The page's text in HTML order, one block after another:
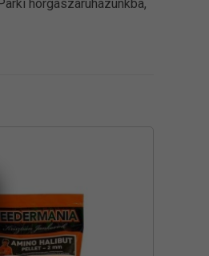
horgászáruházunkba,